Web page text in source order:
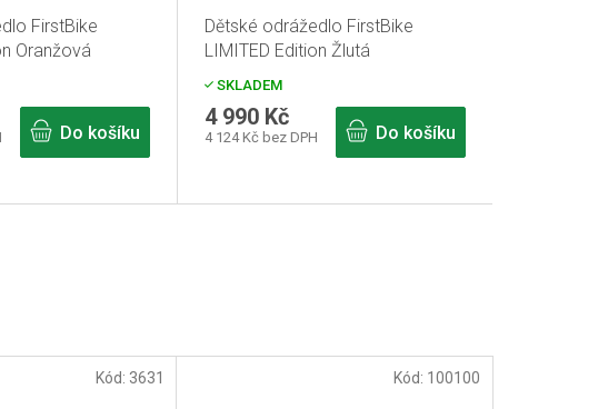
Kód: 3631 Kód: 100100
FirstBike
Oranžová
Do košíku
Dětské odrážedlo FirstBike
LIMITED Edition Žlutá
SKLADEM
4 124 Kč bez DPH
4 990 Kč
Do košíku